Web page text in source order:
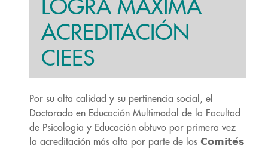
LOGRA MÁXIMA
ACREDITACIÓN
CIEES
Por su alta calidad y su pertinencia social, el
Doctorado en Educación Multimodal de la Facultad
de Psicología y Educación obtuvo por primera vez
la acreditación más alta por parte de los 𝗖𝗼𝗺𝗶𝘁𝗲́𝘀